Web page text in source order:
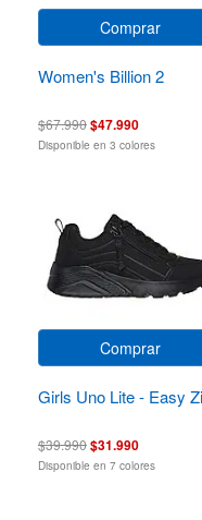
Comprar
Women's Billion 2
$67.990$47.990
Disponible en 3 colores
Comprar
Girls Uno Lite - Easy
$39.990$31.990
Disponible en 7 colores